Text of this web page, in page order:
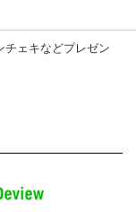
チェキなどプレゼン